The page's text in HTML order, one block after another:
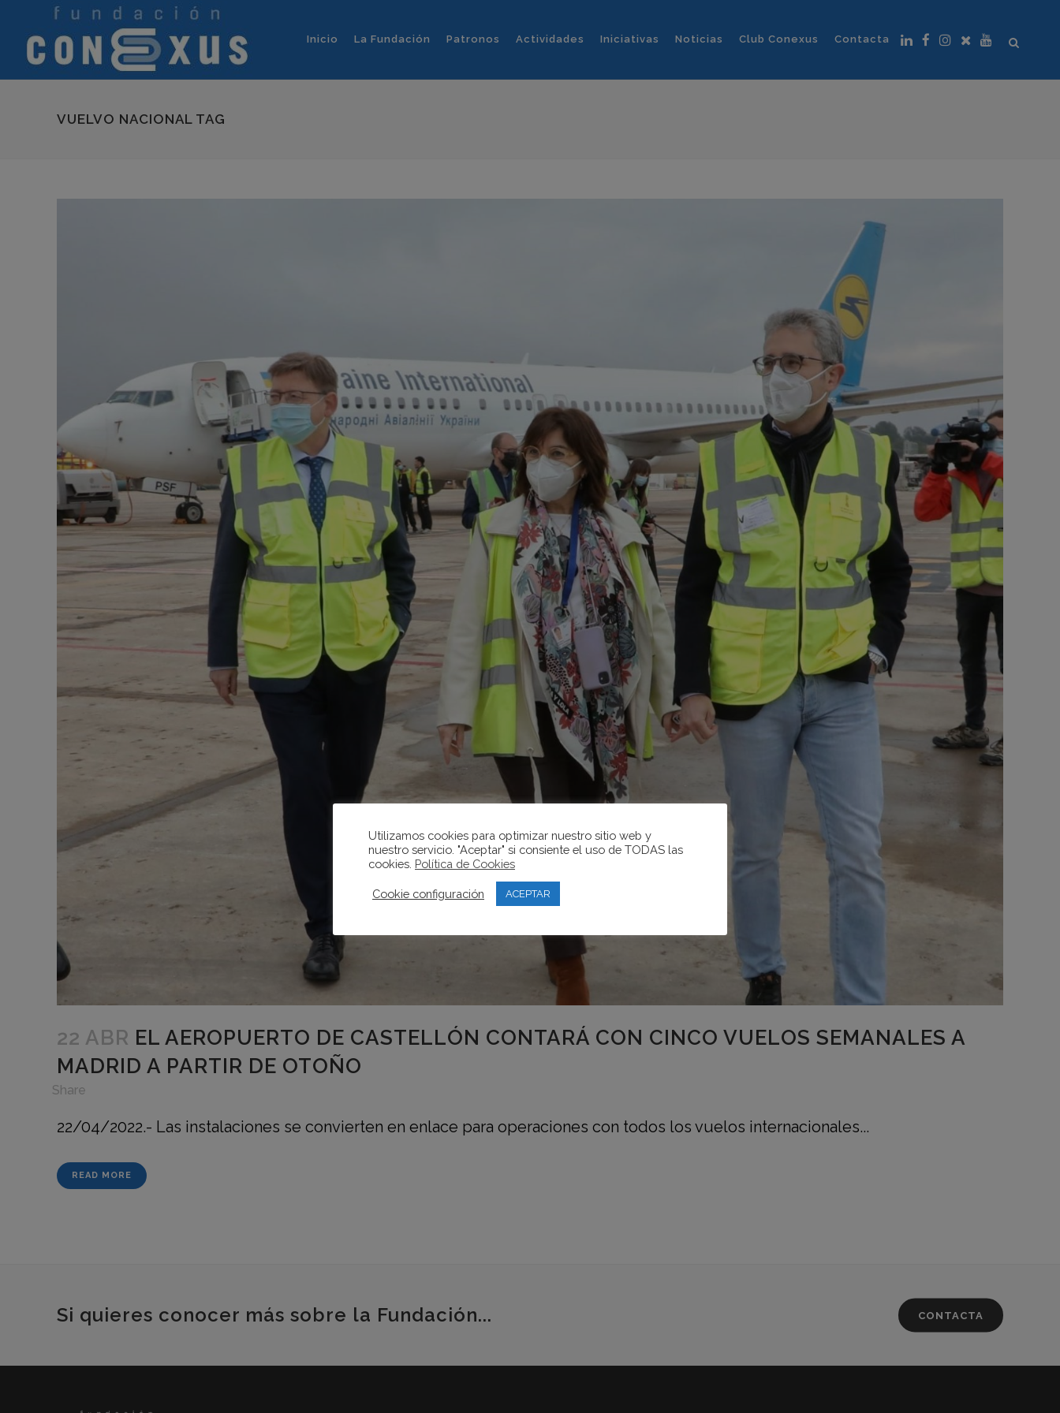
Inicio La Fundación Patronos Actividades Iniciativas Noticias Club Conexus Contacta
VUELVO NACIONAL TAG
22 ABR EL AEROPUERTO DE CASTELLÓN CONTARÁ CON CINCO VUELOS SEMANALES A
MADRID A PARTIR DE OTOÑO
Share
22/04/2022.- Las instalaciones se convierten en enlace para operaciones con todos los vuelos internacionales...
READ MORE
Si quieres conocer más sobre la Fundación... CONTACTA
Utilizamos cookies para optimizar nuestro sitio web y
nuestro servicio. "Aceptar" si consiente el uso de TODAS las
cookies. Política de Cookies
Cookie configuración ACEPTAR